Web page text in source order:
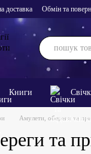
доставка Обмін та
Книги
Амулети, обереги та
та